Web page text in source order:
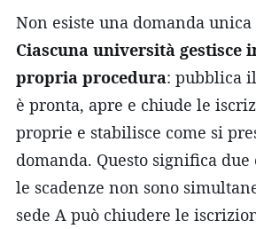
Non esiste una domanda
Ciascuna università gestisce
propria procedura: pubblica
è pronta, apre e chiude le
proprie e stabilisce come si
domanda. Questo significa due
le scadenze non sono
sede A può chiudere le